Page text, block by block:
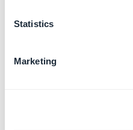
Statistics
MarketingPersonalizar
App